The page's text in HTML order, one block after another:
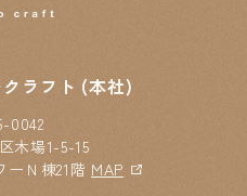
ラフト (本社)
0042
木場1-5-15
ーＮ棟21階 MAP